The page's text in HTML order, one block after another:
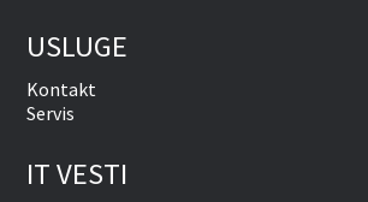
USLUGE
Kontakt
Servis
IT VESTI